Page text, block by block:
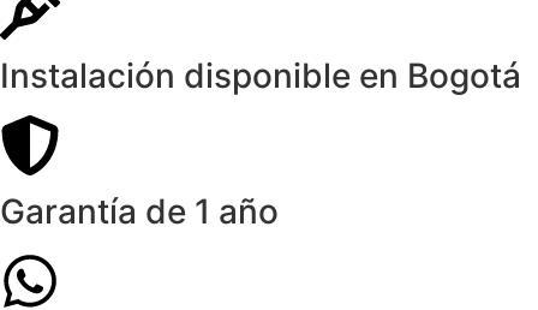
Instalación disponible en Bogotá
Garantía de 1 año